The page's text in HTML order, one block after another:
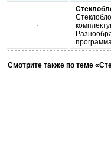
Смотрите также по теме